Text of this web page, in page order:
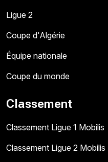
Ligue 2
Coupe d'Algérie
Équipe nationale
Coupe du monde
Classement
Classement Ligue 1 Mobilis
Classement Ligue 2 Mobilis